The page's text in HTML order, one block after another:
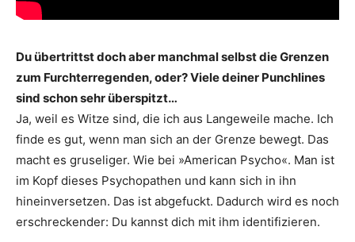
Du übertrittst doch aber manchmal selbst die Grenzen
zum Furcht­erregenden, oder? Viele deiner ­Punchlines
sind schon sehr überspitzt…
Ja, weil es Witze sind, die ich aus Langeweile mache. Ich
finde es gut, wenn man sich an der Grenze bewegt. Das
macht es gruseliger. Wie bei »American Psycho«. Man ist
im Kopf dieses Psychopathen und kann sich in ihn
hineinversetzen. Das ist abgefuckt. Dadurch wird es noch
erschreckender: Du kannst dich mit ihm identifizieren.